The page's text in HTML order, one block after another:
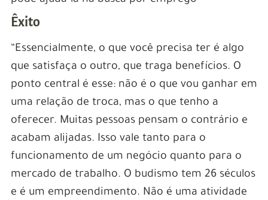
Êxito
“Essencialmente, o que você precisa ter é algo
que satisfaça o outro, que traga benefícios. O
ponto central é esse: não é o que vou ganhar em
uma relação de troca, mas o que tenho a
oferecer. Muitas pessoas pensam o contrário e
acabam alijadas. Isso vale tanto para o
funcionamento de um negócio quanto para o
mercado de trabalho. O budismo tem 26 séculos
e é um empreendimento. Não é uma atividade